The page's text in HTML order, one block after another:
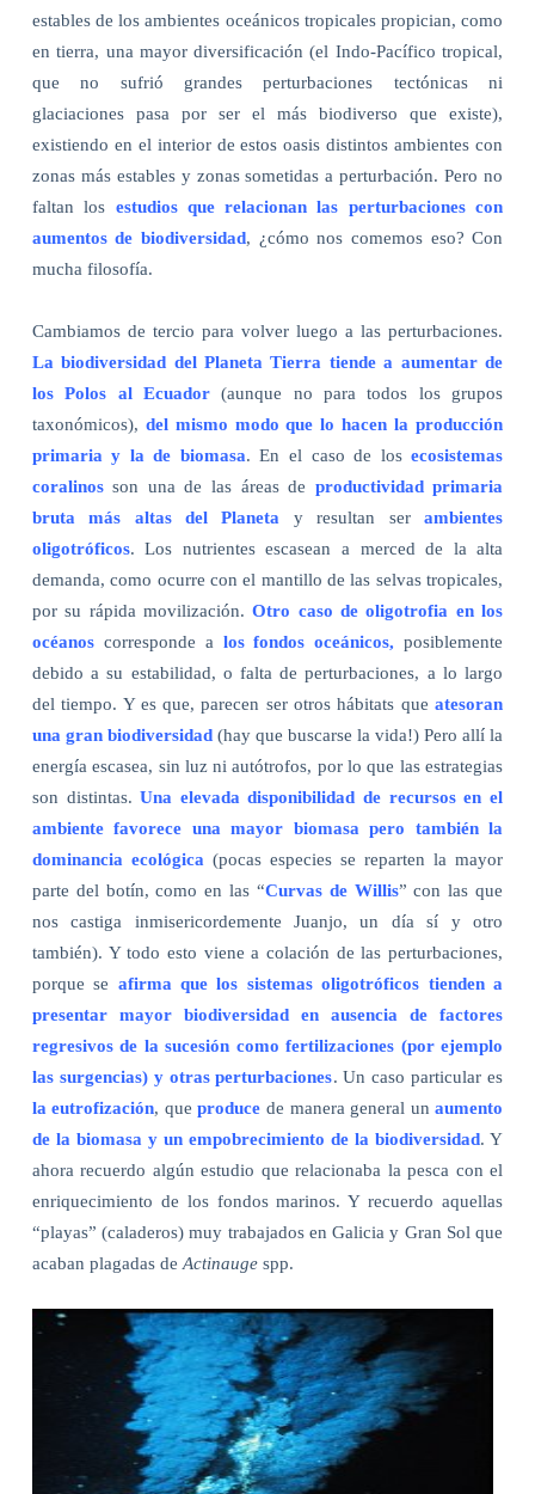
estables de los ambientes oceánicos tropicales propician, como
en tierra, una mayor diversificación (el Indo-Pacífico tropical,
que no sufrió grandes perturbaciones tectónicas ni
glaciaciones pasa por ser el más biodiverso que existe),
existiendo en el interior de estos oasis distintos ambientes con
zonas más estables y zonas sometidas a perturbación. Pero no
faltan los estudios que relacionan las perturbaciones con
aumentos de biodiversidad, ¿cómo nos comemos eso? Con
mucha filosofía.
Cambiamos de tercio para volver luego a las perturbaciones.
La biodiversidad del Planeta Tierra tiende a aumentar de
los Polos al Ecuador (aunque no para todos los grupos
taxonómicos), del mismo modo que lo hacen la producción
primaria y la de biomasa. En el caso de losecosistemas
coralinosson una de las áreas de productividad primaria
bruta más altas del Planeta y resultan serambientes
oligotróficos. Los nutrientes escasean a merced de la alta
demanda, como ocurre con el mantillo de las selvas tropicales,
por su rápida movilización.Otro caso de oligotrofia en los
océanoscorresponde a los fondos oceánicos,posiblemente
debido a su estabilidad, o falta de perturbaciones, a lo largo
del tiempo. Y es que, parecen ser otros hábitats queatesoran
una gran biodiversidad(hay que buscarse la vida!) Pero allí la
energía escasea, sin luz ni autótrofos, por lo que las estrategias
son distintas.Una elevada disponibilidad de recursos en el
ambiente favorece una mayor biomasa pero también la
dominancia ecológica (pocas especies se reparten la mayor
parte del botín, como en las “Curvas de Willis” con las que
nos castiga inmisericordemente Juanjo, un día sí y otro
también). Y todo esto viene a colación de las perturbaciones,
porque se afirma que los sistemas oligotróficos tienden a
presentar mayor biodiversidad en ausencia de factores
regresivos de la sucesión como fertilizaciones (por ejemplo
las surgencias) y otras perturbaciones. Un caso particular es
la eutrofización, queproduce de manera general unaumento
de la biomasa y un empobrecimiento de la biodiversidad. Y
ahora recuerdo algún estudio que relacionaba la pesca con el
enriquecimiento de los fondos marinos. Y recuerdo aquellas
“playas” (caladeros) muy trabajados en Galicia y Gran Sol que
acaban plagadas de Actinaugespp.